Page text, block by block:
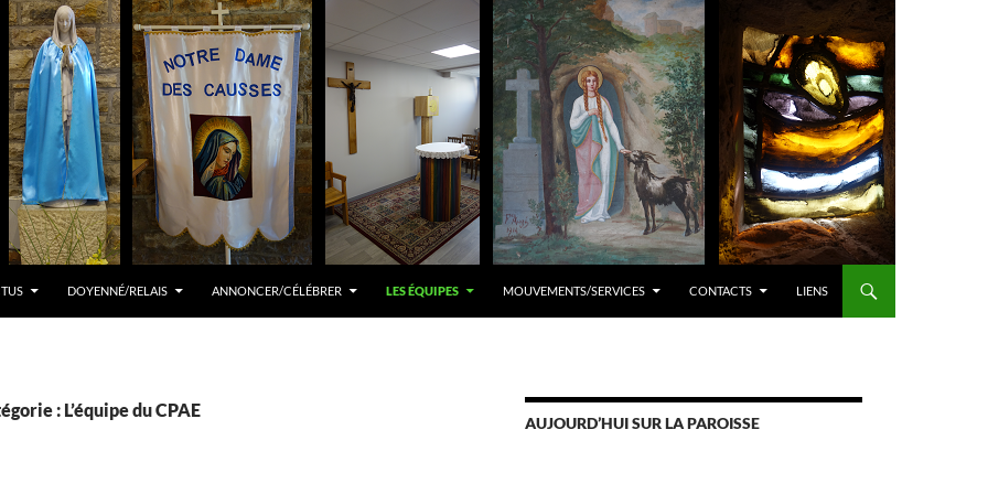
DOYENNÉ/RELAIS ANNONCER/CÉLÉBRER LES ÉQUIPES MOUVEMENTS/SERVICES CONTACTS LIENS
: L’équipe du CPAE
AUJOURD’HUI SUR LA PAROISSE